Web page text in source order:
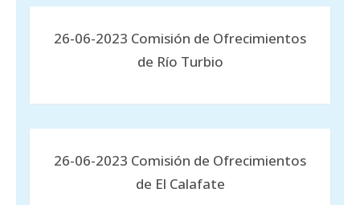
26-06-2023 Comisión de Ofrecimientos
de Río Turbio
26-06-2023 Comisión de Ofrecimientos
de El Calafate